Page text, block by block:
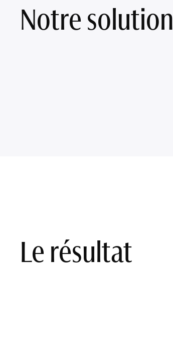
Notre solution
Le résultat